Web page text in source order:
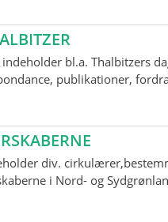
bl.a. Thalbitzers
publikationer,
div.
i Nord- og